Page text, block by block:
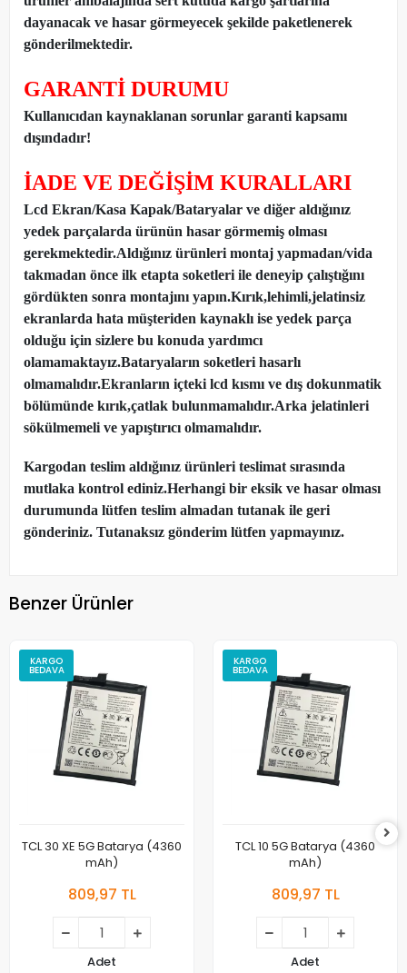
dayanacak ve hasar görmeyecek şekilde paketlenerek
gönderilmektedir.
GARANTİ DURUMU
Kullanıcıdan kaynaklanan sorunlar garanti kapsamı
dışındadır!
İADE VE DEĞİŞİM KURALLARI
Lcd Ekran/Kasa Kapak/Bataryalar ve diğer aldığınız
yedek parçalarda ürünün hasar görmemiş olması
gerekmektedir.Aldığınız ürünleri montaj yapmadan/vida
takmadan önce ilk etapta soketleri ile deneyip çalıştığını
gördükten sonra montajını yapın.Kırık,lehimli,jelatinsiz
ekranlarda hata müşteriden kaynaklı ise yedek parça
olduğu için sizlere bu konuda yardımcı
olamamaktayız.Bataryaların soketleri hasarlı
olmamalıdır.Ekranların içteki lcd kısmı ve dış dokunmatik
bölümünde kırık,çatlak bulunmamalıdır.Arka jelatinleri
sökülmemeli ve yapıştırıcı olmamalıdır.
Kargodan teslim aldığınız ürünleri teslimat sırasında
mutlaka kontrol ediniz.Herhangi bir eksik ve hasar olması
durumunda lütfen teslim almadan tutanak ile geri
gönderiniz. Tutanaksız gönderim lütfen yapmayınız.
Benzer Ürünler
KARGO
BEDAVA
TCL 30 XE 5G Batarya (4360
mAh)
809,97 TL
Adet
KARGO
BEDAVA
TCL 10 5G Batarya (4360
mAh)
809,97 TL
Adet